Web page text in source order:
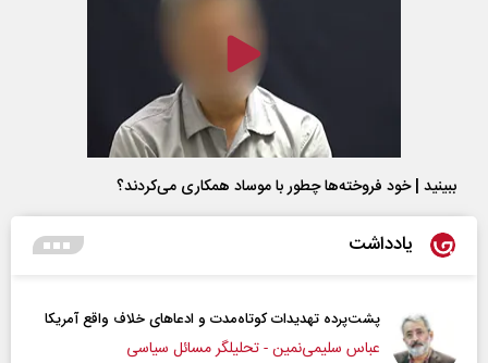
ببینید | خود فروخته‌ها چطور با موساد همکاری می‌کردند؟
یادداشت
پشت‌پرده تهدیدات کوتاه‏‌مدت و ادعا‌های خلاف واقع آمریکا
عباس سلیمی‌نمین - تحلیلگر مسائل سیاسی